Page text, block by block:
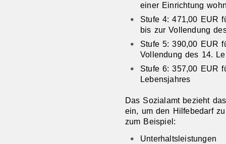
einer Einrichtung
Stufe 4: 471,00 EUR
bis zur Vollendung
Stufe 5: 390,00 EUR
Vollendung des 14.
Stufe 6: 357,00 EUR
Lebensjahres
Das Sozialamt bezieht
ein, um den Hilfebedarf
zum Beispiel:
Unterhaltsleistungen